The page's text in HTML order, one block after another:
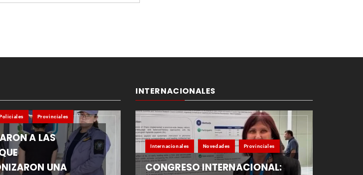
Provinciales
A LAS
UNA
INTERNACIONALES
Internacionales Novedades Provinciales
CONGRESO INTERNACIONAL: